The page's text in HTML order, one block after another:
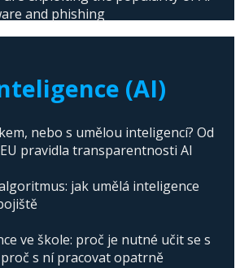
and phishing
(AI)
nebo s umělou inteligencí? Od
pravidla transparentnosti AI
jak umělá inteligence
ve škole: proč je nutné učit se s
s ní pracovat opatrně